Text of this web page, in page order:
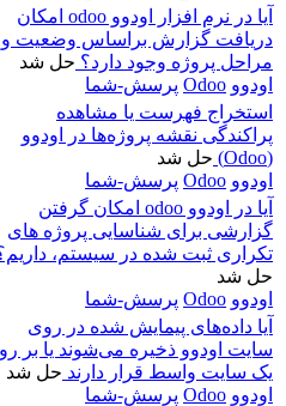
آیا در نرم افزار اودوو odoo امکان
گزارش براساس وضعیت و
پروژه وجود دارد؟ حل شد
Odoo پرسش-شما
فهرست یا مشاهده
نقشه پروژه‌ها در اودوو
حل شد
Odoo پرسش-شما
آیا در اودوو odoo امکان گرفتن
برای شناسایی پروژه های
ثبت شده در سیستم، داریم؟
شد
Odoo پرسش-شما
داده‌های پیمایش شده در روی
اودوو ذخیره می‌شوند یا بر روی
واسط قرار دارند
حل شد
Odoo پرسش-شما